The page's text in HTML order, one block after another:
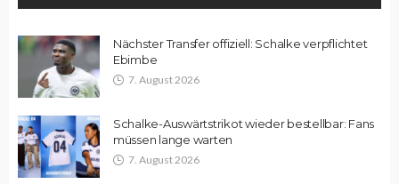
Nächster Transfer offiziell: Schalke verpflichtet
Ebimbe
7. August 2026
Schalke-Auswärtstrikot wieder bestellbar: Fans
müssen lange warten
7. August 2026